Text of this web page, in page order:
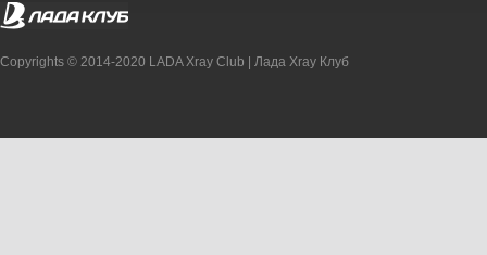
Copyrights © 2014-2020 LADA Xray Club | Лада Xray Клуб